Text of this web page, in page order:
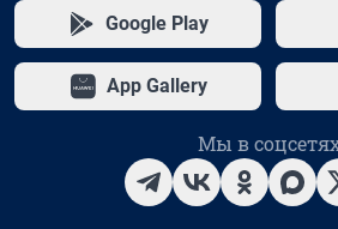
Google Play
App Gallery
Мы в